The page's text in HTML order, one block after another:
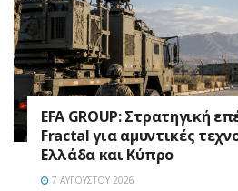
EFA GROUP: Στρατηγική
Fractal για αμυντικές
Ελλάδα και Κύπρο
7 ΑΥΓΟΎΣΤΟΥ 2026